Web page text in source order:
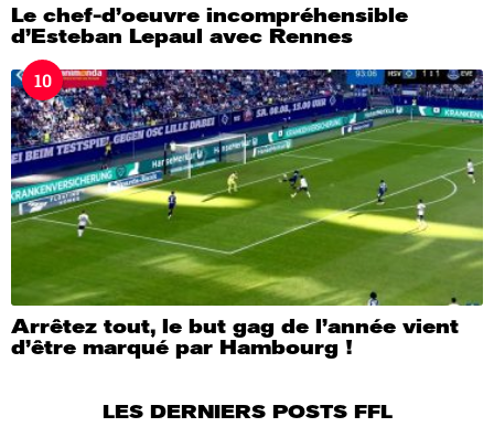
Le chef-d’oeuvre incompréhensible
d’Esteban Lepaul avec Rennes
10
Arrêtez tout, le but gag de l’année vient
d’être marqué par Hambourg !
LES DERNIERS POSTS FFL